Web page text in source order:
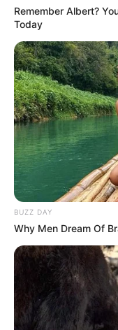
Remember Albert?
Today
BUZZ DAY
Why Men Dream Of